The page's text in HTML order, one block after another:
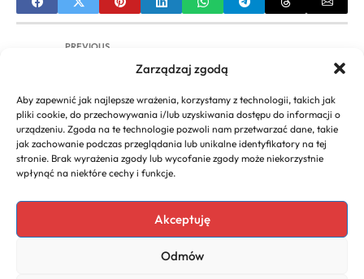
Zarządzaj zgodą
Aby zapewnić jak najlepsze wrażenia, korzystamy z technologii, takich jak
pliki cookie, do przechowywania i/lub uzyskiwania dostępu do informacji o
urządzeniu. Zgoda na te technologie pozwoli nam przetwarzać dane, takie
jak zachowanie podczas przeglądania lub unikalne identyfikatory na tej
stronie. Brak wyrażenia zgody lub wycofanie zgody może niekorzystnie
wpłynąć na niektóre cechy i funkcje.
Akceptuję
Odmów
PREVIOUS
Kalkulator Podatku od Nagrody w Pracy | Oblicz
NEXT
Jak obliczyć podatek od samochodu (PCC)?
Kompletny poradnik
Copyright 2026. All rights